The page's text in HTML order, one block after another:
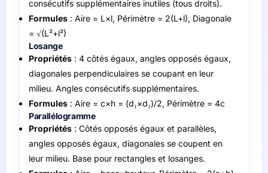
consécutifs supplémentaires inutiles (tous droits).
Formules : Aire = L×l, Périmètre = 2(L+l), Diagonale
= √(L²+l²)
Losange
Propriétés : 4 côtés égaux, angles opposés égaux,
diagonales perpendiculaires se coupant en leur
milieu. Angles consécutifs supplémentaires.
Formules : Aire = c×h = (d₁×d₂)/2, Périmètre = 4c
Parallélogramme
Propriétés : Côtés opposés égaux et parallèles,
angles opposés égaux, diagonales se coupent en
leur milieu. Base pour rectangles et losanges.